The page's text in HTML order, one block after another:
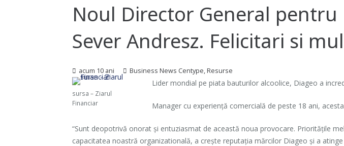
Noul Director General
Sever Andresz. Felicitari si
acum 10 ani Business News Centype,Resurse
sursa – Ziarul
Financiar
Lider mondial pe piata bauturilor alcoolice, Diageo a
Manager cu experienţă comercială de peste 18 ani,
“Sunt deopotrivă onorat şi entuziasmat de această noua provocare. Priorităţile
capacitatea noastră organizatională, a creşte reputaţia mărcilor Diageo şi a atinge